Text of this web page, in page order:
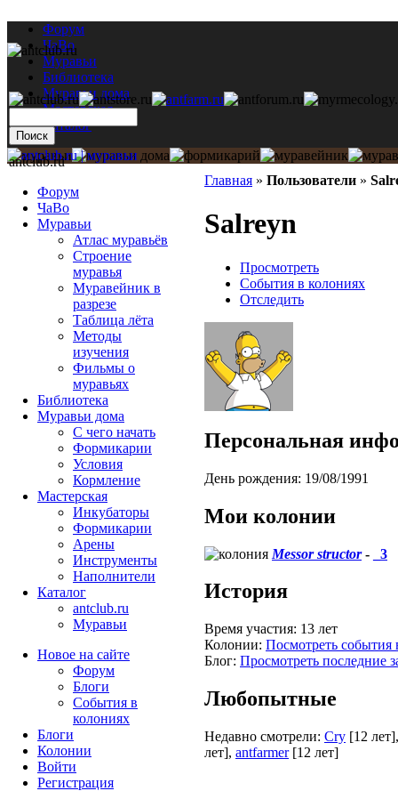
Форум
ЧаВо
Муравьи
Библиотека
Муравьи дома
Мастерская
Каталог
Главная » Пользователи »
Salreyn
Просмотреть
События в колониях
Отследить
Персональная
День рождения: 19/08/1991
Мои колонии
Messor structor- _3
История
Время участия: 13 лет
Колонии: Посмотреть события
Блог: Просмотреть последние
Любопытные
Недавно смотрели: Cry [12 лет]
лет], antfarmer [12 лет]
antclub.ru
Форум
ЧаВо
Муравьи
Атлас муравьёв
Строение
муравья
Муравейник в
разрезе
Таблица лёта
Методы
изучения
Фильмы о
муравьях
Библиотека
Муравьи дома
С чего начать
Формикарии
Условия
Кормление
Мастерская
Инкубаторы
Формикарии
Арены
Инструменты
Наполнители
Каталог
antclub.ru
Муравьи
Новое на сайте
Форум
Блоги
События в
колониях
Блоги
Колонии
Войти
Peгиcтpaция